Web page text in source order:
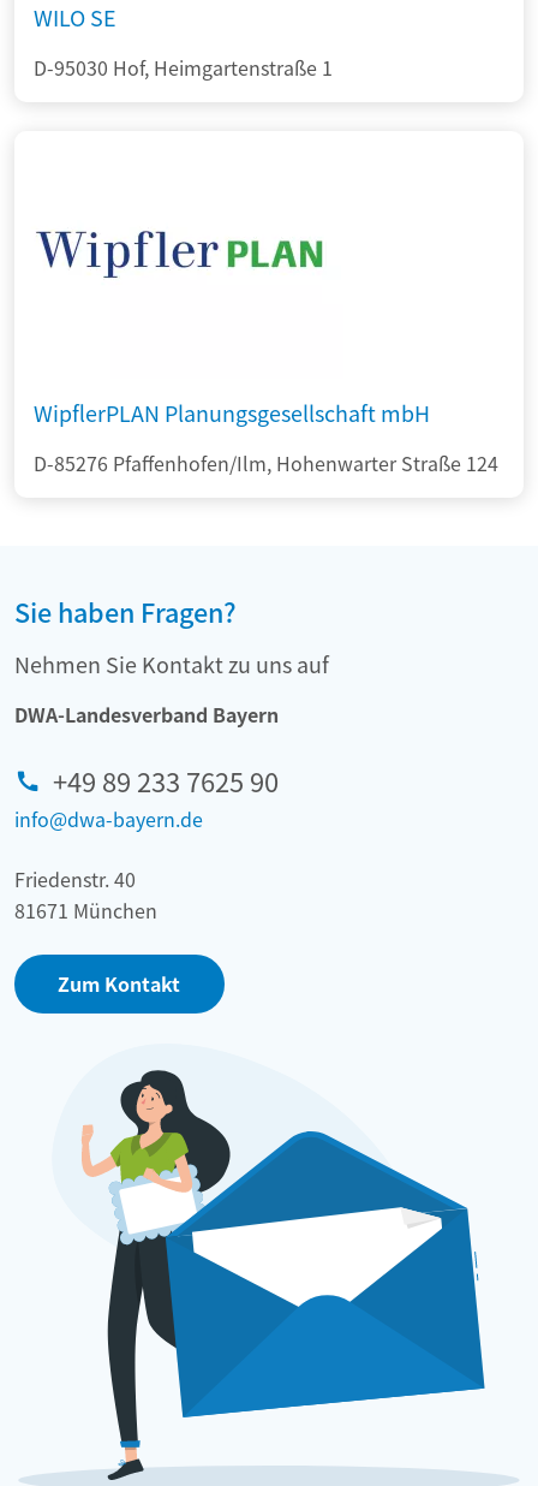
WILO SE
D-95030 Hof, Heimgartenstraße 1
WipflerPLAN Planungsgesellschaft mbH
D-85276 Pfaffenhofen/Ilm, Hohenwarter Straße 124
Sie haben Fragen?
Nehmen Sie Kontakt zu uns auf
DWA-Landesverband Bayern
+49 89 233 7625 90
info@dwa-bayern.de
Friedenstr. 40
81671 München
Zum Kontakt